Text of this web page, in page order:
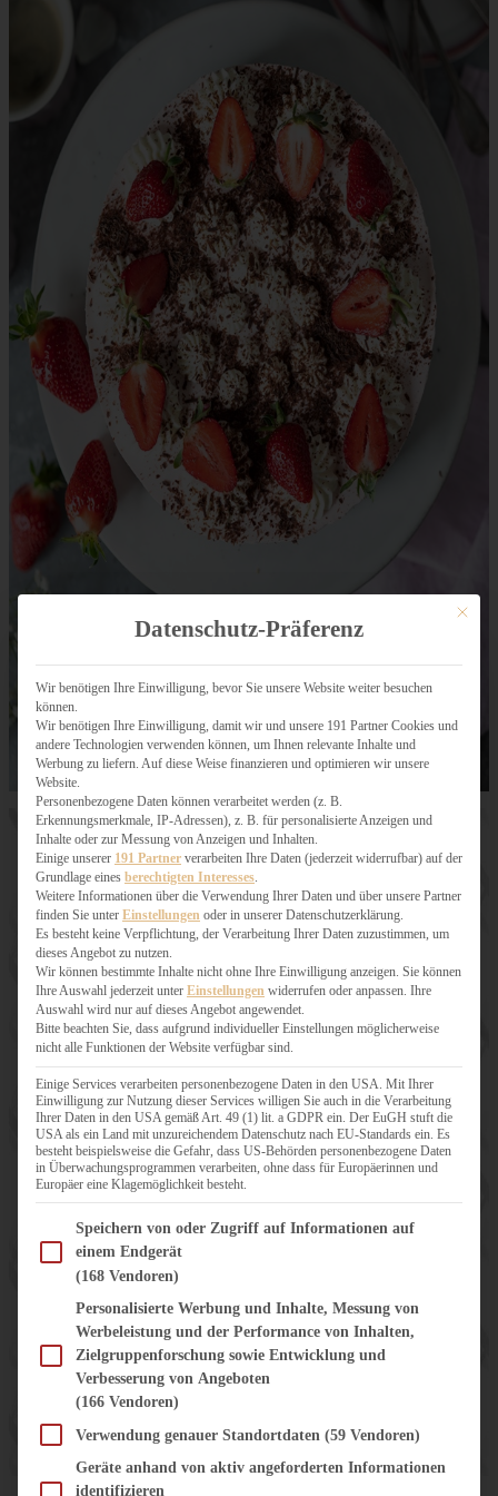
Mit
Datenschutz-Präferenz
Wir benötigen Ihre Einwilligung, bevor Sie unsere Website weiter besuchen
können.
Wir benötigen Ihre Einwilligung, damit wir und unsere 191 Partner Cookies und
andere Technologien verwenden können, um Ihnen relevante Inhalte und
Werbung zu liefern. Auf diese Weise finanzieren und optimieren wir unsere
Website.
Personenbezogene Daten können verarbeitet werden (z. B.
Erkennungsmerkmale, IP-Adressen), z. B. für personalisierte Anzeigen und
Inhalte oder zur Messung von Anzeigen und Inhalten.
Einige unserer 191 Partner verarbeiten Ihre Daten (jederzeit widerrufbar) auf der
Grundlage eines berechtigten Interesses
Weitere Informationen über die Verwendung Ihrer Daten und über unsere Partner
finden Sie unter Einstellungen oder in unserer Datenschutzerklärung.
Es besteht keine Verpflichtung, der Verarbeitung Ihrer Daten zuzustimmen, um
dieses Angebot zu nutzen.
Wir können bestimmte Inhalte nicht ohne Ihre Einwilligung anzeigen. Sie können
Ihre Auswahl jederzeit unter Einstellungen widerrufen oder anpassen. Ihre
Auswahl wird nur auf dieses Angebot angewendet.
Bitte beachten Sie, dass aufgrund individueller Einstellungen möglicherweise
nicht alle Funktionen der Website verfügbar sind.
Einige Services verarbeiten personenbezogene Daten in den USA. Mit Ihrer
Einwilligung zur Nutzung dieser Services willigen Sie auch in die Verarbeitung
Ihrer Daten in den USA gemäß Art. 49 (1) lit. a GDPR ein. Der EuGH stuft die
USA als ein Land mit unzureichendem Datenschutz nach EU-Standards ein. Es
besteht beispielsweise die Gefahr, dass US-Behörden personenbezogene Daten
in Überwachungsprogrammen verarbeiten, ohne dass für Europäerinnen und
Europäer eine Klagemöglichkeit besteht.
Im Folgenden finden Sie eine Liste der Zwecke des IAB Transparency and Consent
Speichern von oder Zugriff auf Informationen auf
einem Endgerät
(168 Vendoren)
Personalisierte Werbung und Inhalte, Messung von
Werbeleistung und der Performance von Inhalten,
Zielgruppenforschung sowie Entwicklung und
Verbesserung von Angeboten
(166 Vendoren)
Verwendung genauer Standortdaten (59 Vendoren)
Geräte anhand von aktiv angeforderten Informationen
identifizieren